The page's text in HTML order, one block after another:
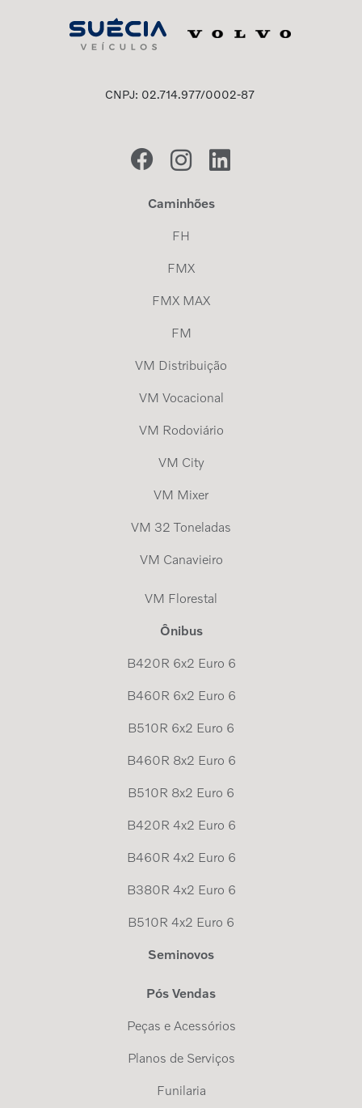
CNPJ: 02.714.977/0002-87
Caminhões
FH
FMX
FMX MAX
FM
VM Distribuição
VM Vocacional
VM Rodoviário
VM City
VM Mixer
VM 32 Toneladas
VM Canavieiro
VM Florestal
Ônibus
B420R 6x2 Euro 6
B460R 6x2 Euro 6
B510R 6x2 Euro 6
B460R 8x2 Euro 6
B510R 8x2 Euro 6
B420R 4x2 Euro 6
B460R 4x2 Euro 6
B380R 4x2 Euro 6
B510R 4x2 Euro 6
Seminovos
Pós Vendas
Peças e Acessórios
Planos de Serviços
Funilaria